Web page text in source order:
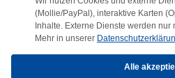
Folgen
(Mollie/PayPal), interaktive Karten
Inhalte. Externe Dienste werden
Mehr in unserer
Alle